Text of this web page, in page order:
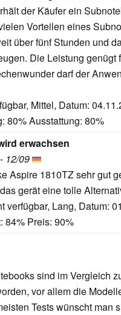
der Käufer ein
Vorteilen eines
über fünf Stunden und
Die Leistung genügt
darf der
Mittel, Datum:
80% Ausstattung: 80%
erwachsen
- 12/09
Aspire 1810TZ sehr gut
gerät eine tolle
verfügbar, Lang, Datum:
: 84% Preis: 90%
sind im Vergleich
vor allem die
Tests wünscht man